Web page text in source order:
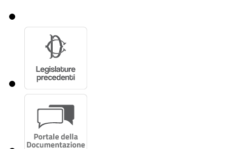
Prenotazione Eventi
Visitare Montecitorio
Registro dei